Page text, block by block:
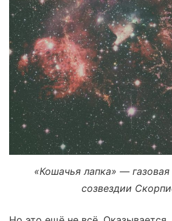
«Кошачья лапка» —
созвездии